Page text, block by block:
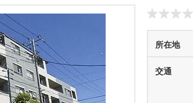
所在地
交通